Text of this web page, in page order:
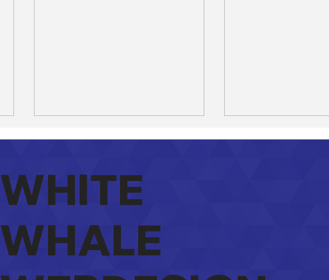
Website of Facebook:
wat heeft meer zin voor
jouw zaak?
WHITE
WHALE